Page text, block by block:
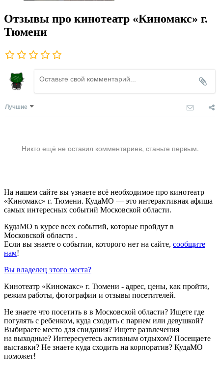
Отзывы про кинотеатр «Киномакс» г.
Тюмени
Лучшие
Никто ещё не оставил комментариев, станьте первым.
На нашем сайте вы узнаете всё необходимое про кинотеатр
«Киномакс» г. Тюмени. КудаМО — это интерактивная афиша
самых интересных событий Московской области.
КудаМО в курсе всех событий, которые пройдут в
Московской области .
Если вы знаете о событии, которого нет на сайте, сообщите
нам!
Вы владелец этого места?
Кинотеатр «Киномакс» г. Тюмени - адрес, цены, как пройти,
режим работы, фотографии и отзывы посетителей.
Не знаете что посетить в в Московской области? Ищете где
погулять с ребенком, куда сходить с парнем или девушкой?
Выбираете место для свидания? Ищете развлечения
на выходные? Интересуетесь активным отдыхом? Посещаете
выставки? Не знаете куда сходить на корпоратив? КудаМО
поможет!